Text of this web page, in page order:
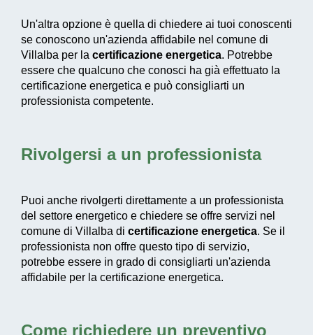
Un'altra opzione è quella di chiedere ai tuoi conoscenti
se conoscono un'azienda affidabile nel comune di
Villalba per la certificazione energetica. Potrebbe
essere che qualcuno che conosci ha già effettuato la
certificazione energetica e può consigliarti un
professionista competente.
Rivolgersi a un professionista
Puoi anche rivolgerti direttamente a un professionista
del settore energetico e chiedere se offre servizi nel
comune di Villalba di certificazione energetica. Se il
professionista non offre questo tipo di servizio,
potrebbe essere in grado di consigliarti un'azienda
affidabile per la certificazione energetica.
Come richiedere un preventivo